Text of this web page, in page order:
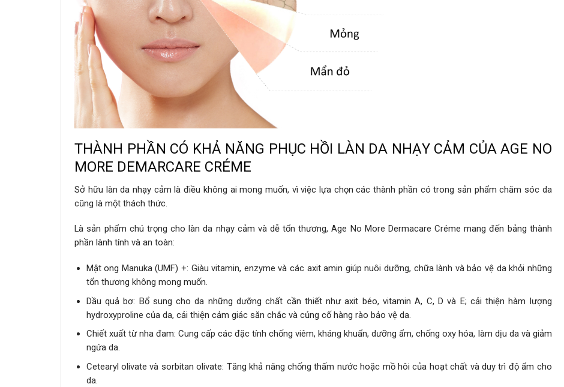
THÀNH PHẦN CÓ KHẢ NĂNG PHỤC HỒI LÀN DA NHẠY CẢM CỦA AGE NO
MORE DEMARCARE CRÉME
Sở hữu làn da nhạy cảm là điều không ai mong muốn, vì việc lựa chọn các thành phần có trong sản phẩm chăm sóc da
cũng là một thách thức.
Là sản phẩm chú trọng cho làn da nhạy cảm và dễ tổn thương, Age No More Dermacare Créme mang đến bảng thành
phần lành tính và an toàn:
Mật ong Manuka (UMF) +: Giàu vitamin, enzyme và các axit amin giúp nuôi dưỡng, chữa lành và bảo vệ da khỏi những
tổn thương không mong muốn.
Dầu quả bơ: Bổ sung cho da những dưỡng chất cần thiết như axit béo, vitamin A, C, D và E; cải thiện hàm lượng
hydroxyproline của da, cải thiện cảm giác săn chắc và củng cố hàng rào bảo vệ da.
Chiết xuất từ nha đam: Cung cấp các đặc tính chống viêm, kháng khuẩn, dưỡng ẩm, chống oxy hóa, làm dịu da và giảm
ngứa da.
Cetearyl olivate và sorbitan olivate: Tăng khả năng chống thấm nước hoặc mồ hôi của hoạt chất và duy trì độ ẩm cho
da.